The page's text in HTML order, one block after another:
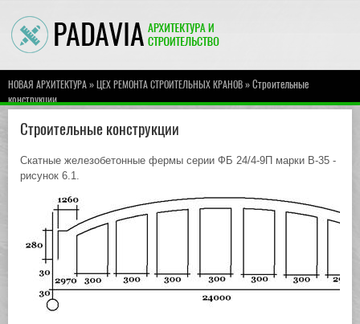
НОВАЯ АРХИТЕКТУРА»ЦЕХ РЕМОНТА СТРОИТЕЛЬНЫХ КРАНОВ» Строительные
конструкции
Строительные конструкции
Скатные железобетонные фермы серии ФБ 24/4-9П марки В-35 -
рисунок 6.1.